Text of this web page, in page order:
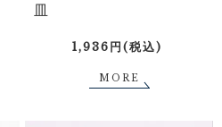
皿
1,936円(税込)
MORE